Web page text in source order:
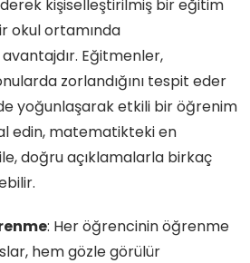
kişiselleştirilmiş bir eğitim
okul ortamında
Eğitmenler,
zorlandığını tespit eder
yoğunlaşarak etkili bir öğrenim
edin, matematikteki en
doğru açıklamalarla birkaç
: Her öğrencinin öğrenme
hem gözle görülür